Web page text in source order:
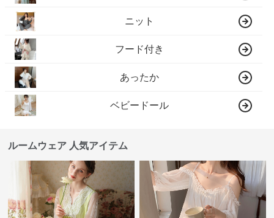
ニット
フード付き
あったか
ベビードール
ルームウェア 人気アイテム